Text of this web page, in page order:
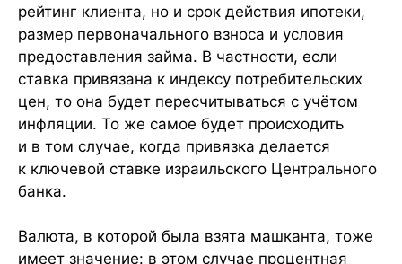
рейтинг клиента, но и срок действия ипотеки,
размер первоначального взноса и условия
предоставления займа. В частности, если
ставка привязана к индексу потребительских
цен, то она будет пересчитываться с учётом
инфляции. То же самое будет происходить
и в том случае, когда привязка делается
к ключевой ставке израильского Центрального
банка.
Валюта, в которой была взята машканта, тоже
имеет значение: в этом случае процентная